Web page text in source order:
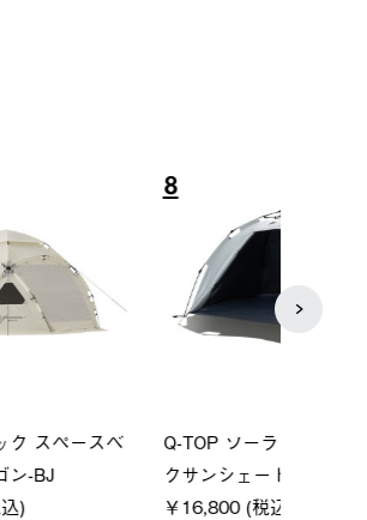
Q-TOP ソーラーサンドブロッ
クサンシェード-BF
￥16,800 (税込)